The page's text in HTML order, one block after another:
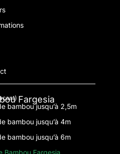
Fargesia
bambou jusqu’à 2,5m
bambou jusqu’à 4m
bambou jusqu’à 6m
Bambou Fargesia